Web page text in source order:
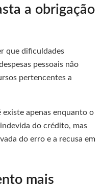
a obrigação
que dificuldades
pessoais não
pertencentes a
apenas enquanto o
do crédito, mas
do erro e a recusa em
mais